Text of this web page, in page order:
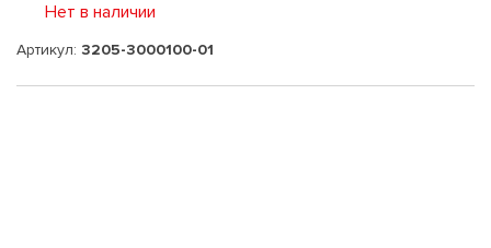
Нет в наличии
Артикул: 3205-3000100-01